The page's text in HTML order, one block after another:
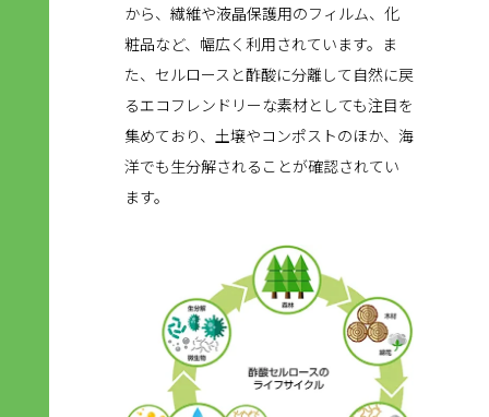
から、繊維や液晶保護用のフィルム、化
粧品など、幅広く利用されています。ま
た、セルロースと酢酸に分離して自然に戻
るエコフレンドリーな素材としても注目を
集めており、土壌やコンポストのほか、海
洋でも生分解されることが確認されてい
ます。